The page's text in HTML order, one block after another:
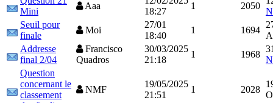
Mini
Aaa
18:27
1 2050
Seuil pour
finale
Moi
27/01
18:40
1 1694
Addresse
final 2/04
Francisco
Quadros
30/03/2025
21:18
1 1968
Question
concernant le
classement
NMF
19/05/2025
21:51
1 2028